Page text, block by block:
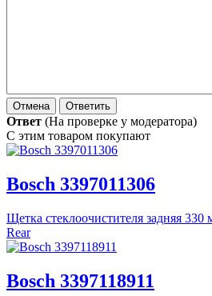
Ответ (На проверке у модератора)
С этим товаром покупают
Bosch 3397011306
Щетка стеклоочистителя задняя 330
Rear
Bosch 3397118911